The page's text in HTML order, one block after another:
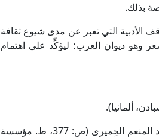
بذلك.
الأدبية التي تعبر عن مدى شيوع ثقافة
وهو ديوان العرب؛ ليؤكِّد على اهتمام
- "الروض المعطار في خبر الأقطار" أبو عبد الله محمد بن عبد الله بن عبد المنعم الحِميرى (ص: 377، ط. مؤسسة